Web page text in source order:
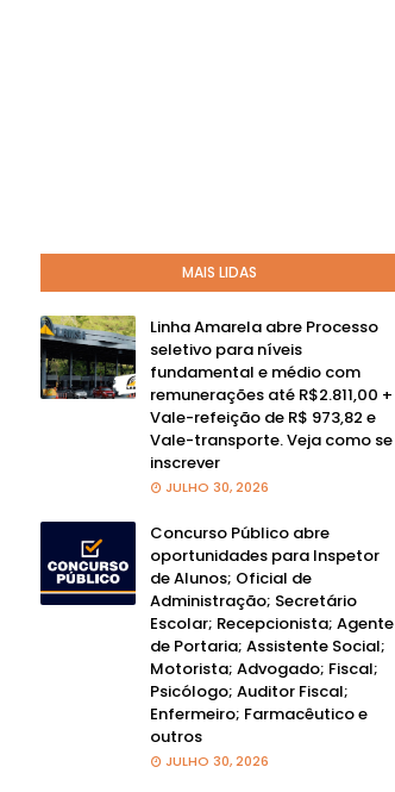
MAIS LIDAS
Linha Amarela abre Processo
seletivo para níveis
fundamental e médio com
remunerações até R$2.811,00 +
Vale-refeição de R$ 973,82 e
Vale-transporte. Veja como se
inscrever
JULHO 30, 2026
Concurso Público abre
oportunidades para Inspetor
de Alunos; Oficial de
Administração; Secretário
Escolar; Recepcionista; Agente
de Portaria; Assistente Social;
Motorista; Advogado; Fiscal;
Psicólogo; Auditor Fiscal;
Enfermeiro; Farmacêutico e
outros
JULHO 30, 2026